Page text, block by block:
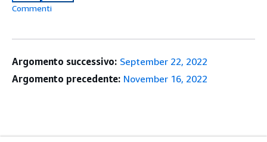
Commenti
Argomento successivo: September 22, 2022
Argomento precedente: November 16, 2022